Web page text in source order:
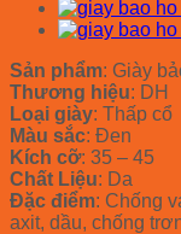
Sản phẩm: Giày
Thương hiệu: DH
Loại giày: Thấp cổ
Màu sắc: Đen
Kích cỡ: 35 – 45
Chất Liệu: Da
Đặc điểm: Chống
axit, dầu, chống